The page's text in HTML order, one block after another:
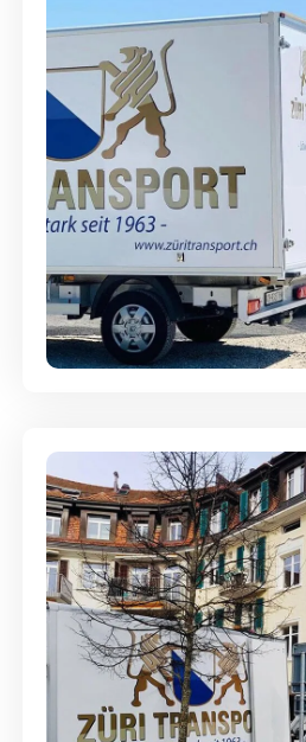
Möbellagerung -
aufbewahrt